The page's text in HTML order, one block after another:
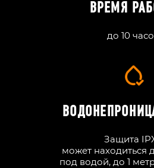
ВРЕМЯ
до 10
Защита
может находиться
под водой, до 1